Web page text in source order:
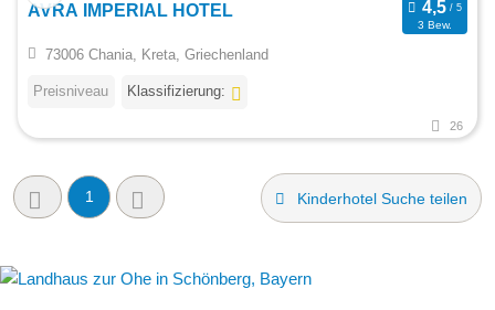
AVRA IMPERIAL HOTEL
3 Bew.
73006 Chania, Kreta, Griechenland
Preisniveau Klassifizierung:
26
1 Kinderhotel Suche teilen